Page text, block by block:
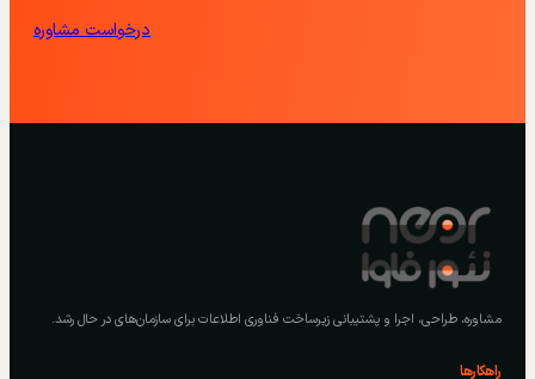
درخواست مشاوره
مشاوره، طراحی، اجرا و پشتیبانی زیرساخت فناوری اطلاعات برای سازمان‌های در حال رشد.
راهکارها